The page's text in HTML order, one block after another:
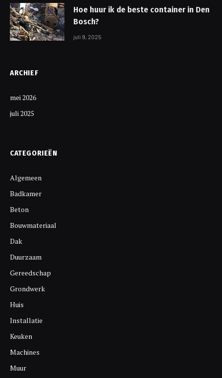
Hoe huur ik de beste container in Den
Bosch?
juli 9, 2025
ARCHIEF
mei 2026
juli 2025
CATEGORIEËN
Algemeen
Badkamer
Beton
Bouwmateriaal
Dak
Duurzaam
Gereedschap
Grondwerk
Huis
Installatie
Keuken
Machines
Muur